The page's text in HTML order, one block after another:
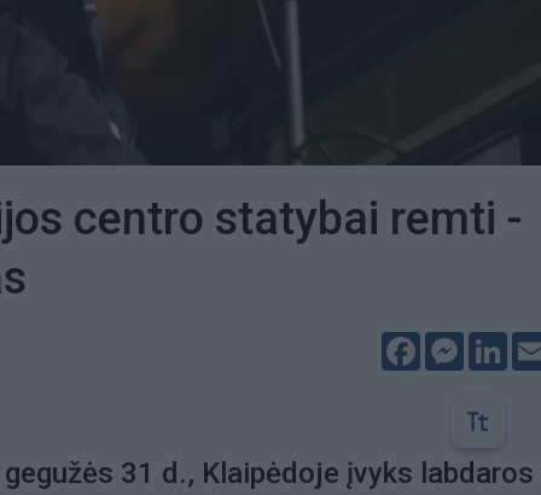
centro statybai remti -
Facebook
31 d., Klaipėdoje įvyks labdaros